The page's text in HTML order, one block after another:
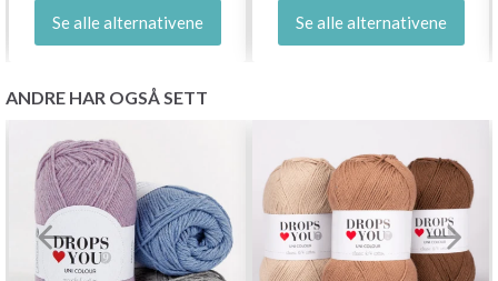
Se alle alternativene Se alle alternativene
ANDRE HAR OGSÅ SETT